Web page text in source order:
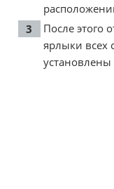
После этого
ярлыки всех